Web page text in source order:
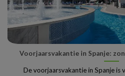
Voorjaarsvakantie in Spanje:
De voorjaarsvakantie in Spanje is